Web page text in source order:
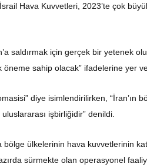
Hava Kuvvetleri, 2023’te çok
saldırmak için gerçek bir yetenek
öneme sahip olacak” ifadelerine yer
diye isimlendirilirken, “İran’ın
işbirliğidir” denildi.
ülkelerinin hava kuvvetlerinin
sürmekte olan operasyonel